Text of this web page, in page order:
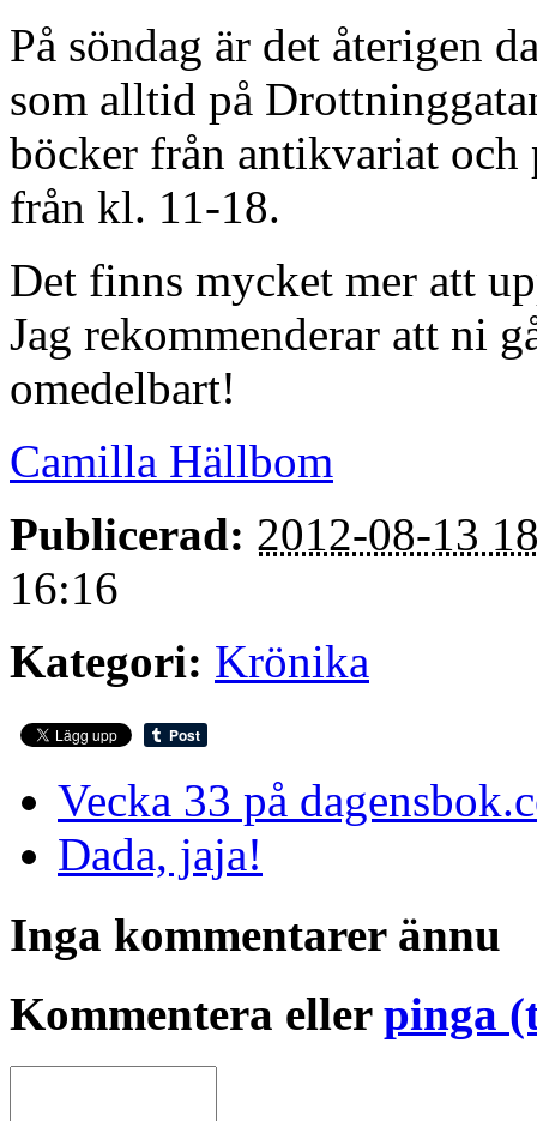
På söndag är det återigen
som alltid på
böcker från antikvariat
från kl. 11-18.
Det finns mycket mer att
Jag rekommenderar att ni
omedelbart!
Camilla Hällbom
Publicerad: 2012-08-13
16:16
Kategori: Krönika
Vecka 33 på
Dada, jaja!
Inga kommentarer ännu
Kommentera eller pinga